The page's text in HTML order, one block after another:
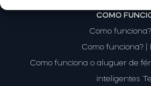
COMO
Como
Como funciona? |
Como funciona o aluguer de
inteligentes